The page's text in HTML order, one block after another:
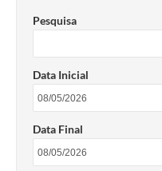
A Prefeitura
Secretaria de Saúde (Relações
Plano Municipal de Saúde
Galeria de Fotos
Pesquisa
Data Inicial
Data Final